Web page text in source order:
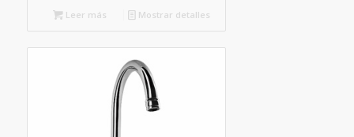
Leer más Mostrar detalles